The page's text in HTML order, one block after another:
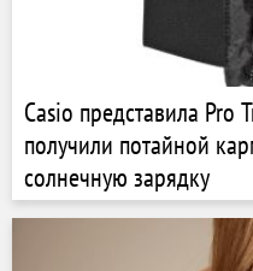
Casio представила Pro
получили потайной
солнечную зарядку